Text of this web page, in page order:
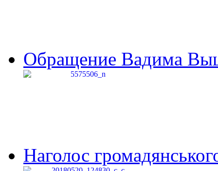
Обращение Вадима
Наголос